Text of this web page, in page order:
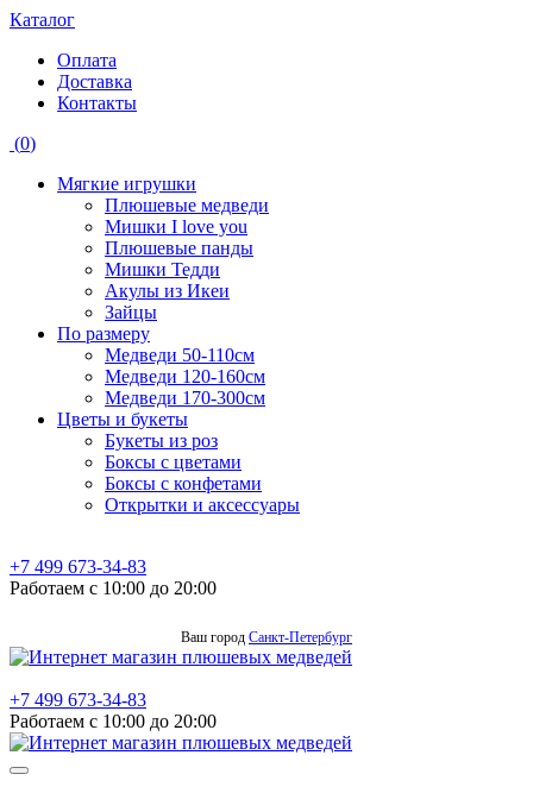
Каталог
Оплата
Доставка
Контакты
(0)
Мягкие игрушки
Плюшевые медведи
Мишки I love you
Плюшевые панды
Мишки Тедди
Акулы из Икеи
Зайцы
По размеру
Медведи 50-110см
Медведи 120-160см
Медведи 170-300см
Цветы и букеты
Букеты из роз
Боксы с цветами
Боксы с конфетами
Открытки и аксессуары
+7 499 673-34-83
Работаем с 10:00 до 20:00
Ваш город Санкт-Петербург
+7 499 673-34-83
Работаем с 10:00 до 20:00